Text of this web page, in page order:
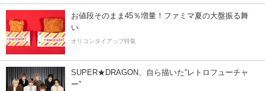
お値段そのまま45％増量！ファミマ夏の大盤振る舞
い
オリコンタイアップ特集
SUPER★DRAGON、自ら描いた”レトロフューチャ
ー”